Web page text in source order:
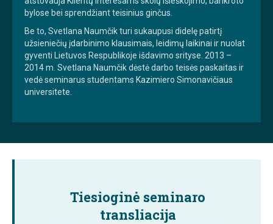
bylose bei sprendžiant teisinius ginčus.
Be to, Svetlana Naumčik turi sukaupusi didelę patirtį
užsieniečių įdarbinimo klausimais, leidimų laikinai ir nuolat
gyventi Lietuvos Respublikoje išdavimo srityse. 2013 –
2014 m. Svetlana Naumčik dėstė darbo teisės paskaitas ir
vedė seminarus studentams Kazimiero Simonavičiaus
universitete.
Tiesioginė seminaro
transliacija